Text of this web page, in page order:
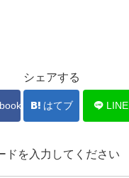
シェアする
はてブ LINE
ドを入力してください